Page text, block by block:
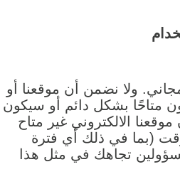
ولا نضمن أن موقعنا أو
متاحًا بشكل دائم أو سيكون
الالكتروني غير متاح
(بما في ذلك أي فترة
تجاهك في مثل هذا